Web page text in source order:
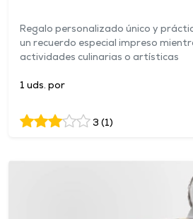
Regalo personalizado único y
un recuerdo especial impreso
actividades culinarias o artísticas
1 uds. por
3 (1)